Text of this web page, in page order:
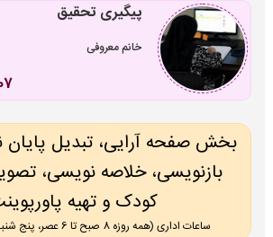
پیگیری تحقیق
خانم معروفی
بخش صفحه آرایی، تبدیل پایان
بازنویسی، خلاصه نویسی،
کودک و تهیه
ساعات اداری (همه روزه 8 صبح تا 6 عصر، پنج شنبه ها تا 3 عصر )